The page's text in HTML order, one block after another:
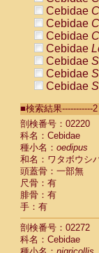
Cebidae
Cebidae
Cebidae
Cebidae
Cebidae
Cebidae
Cebidae
Cebidae
Cebidae
Cebidae
Cebidae
Cebidae
Cebidae
Cebidae
Cebidae
Cebidae
Cebidae
Cebidae
Cebidae
■検索結果-----------
剖検番号：02220
科名：Cebidae
種小名： oedipus
和名：ワタボウシ
頭蓋骨：一部無
尺骨：有
腓骨：有
手：有
剖検番号：02272
科名：Cebidae